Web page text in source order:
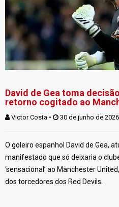
David de Gea toma
retorno cogitado ao
Victor Costa • 30 de junho de 2026
O goleiro espanhol David de Gea,
manifestado que só deixaria o
‘sensacional’ ao Manchester
dos torcedores dos Red Devils.